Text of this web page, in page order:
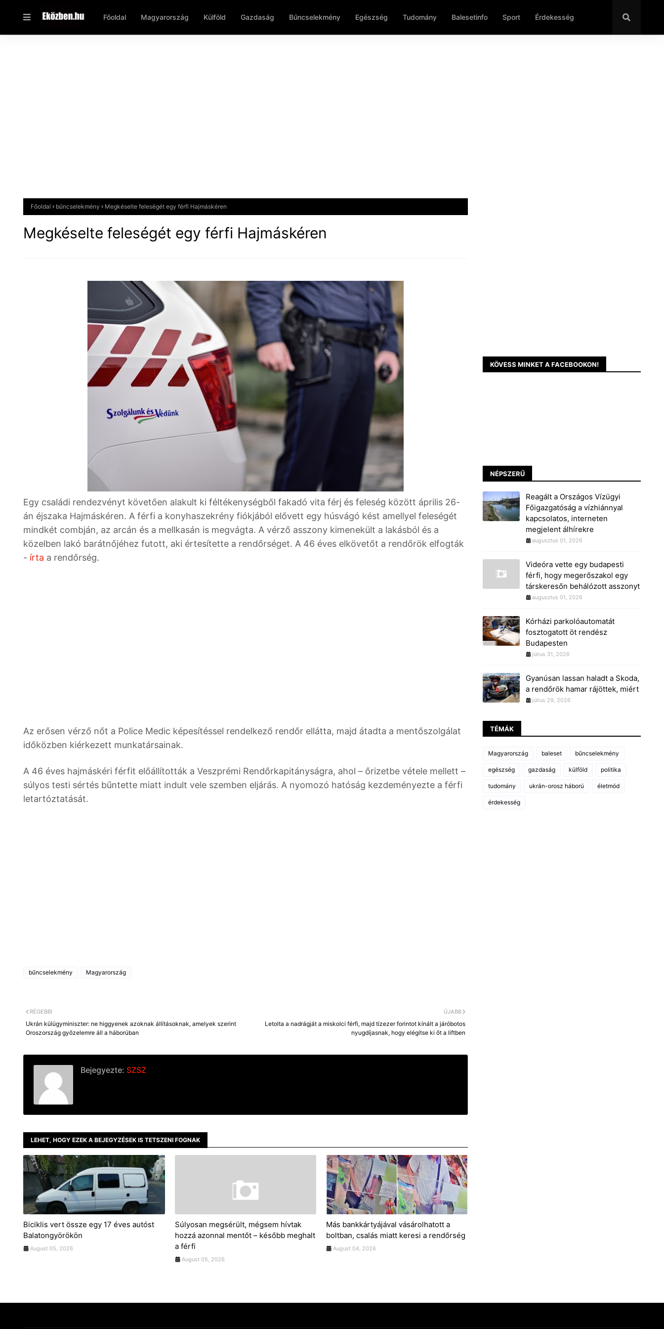
Főoldal Magyarország Külföld Gazdaság Bűncselekmény Egészség Tudomány Balesetinfo Sport Érdekesség
Főoldal bűncselekmény Megkéselte feleségét egy férfi Hajmáskéren
Megkéselte feleségét egy férfi Hajmáskéren
Egy családi rendezvényt követően alakult ki féltékenységből fakadó vita férj és feleség között április 26-
án éjszaka Hajmáskéren. A férfi a konyhaszekrény fiókjából elővett egy húsvágó kést amellyel feleségét
mindkét combján, az arcán és a mellkasán is megvágta. A vérző asszony kimenekült a lakásból és a
közelben lakó barátnőjéhez futott, aki értesítette a rendőrséget. A 46 éves elkövetőt a rendőrök elfogták
- írta a rendőrség.
Az erősen vérző nőt a Police Medic képesítéssel rendelkező rendőr ellátta, majd átadta a mentőszolgálat
időközben kiérkezett munkatársainak.
A 46 éves hajmáskéri férfit előállították a Veszprémi Rendőrkapitányságra, ahol – őrizetbe vétele mellett –
súlyos testi sértés bűntette miatt indult vele szemben eljárás. A nyomozó hatóság kezdeményezte a férfi
letartóztatását.
bűncselekmény Magyarország
ÚJABB
Letolta a nadrágját a miskolci férfi, majd tízezer forintot kínált a járóbotos
nyugdíjasnak, hogy elégítse ki őt a liftben
RÉGEBBI
Ukrán külügyminiszter: ne higgyenek azoknak állításoknak, amelyek szerint
Oroszország győzelemre áll a háborúban
Bejegyezte: SZSZ
LEHET, HOGY EZEK A BEJEGYZÉSEK IS TETSZENI FOGNAK
Biciklis vert össze egy 17 éves autóst
Balatongyörökön
August 05, 2026
Súlyosan megsérült, mégsem hívtak
hozzá azonnal mentőt – később meghalt
a férfi
August 05, 2026
Más bankkártyájával vásárolhatott a
boltban, csalás miatt keresi a rendőrség
August 04, 2026
KÖVESS MINKET A FACEBOOKON!
NÉPSZERŰ
Reagált a Országos Vízügyi
Főigazgatóság a vízhiánnyal
kapcsolatos, interneten
megjelent álhírekre
augusztus 01, 2026
Videóra vette egy budapesti
férfi, hogy megerőszakol egy
társkeresőn behálózott asszonyt
augusztus 01, 2026
Kórházi parkolóautomatát
fosztogatott öt rendész
Budapesten
július 31, 2026
Gyanúsan lassan haladt a Skoda,
a rendőrök hamar rájöttek, miért
július 29, 2026
TÉMÁK
Magyarország baleset bűncselekmény
egészség gazdaság külföld politika
tudomány ukrán-orosz háború életmód
érdekesség